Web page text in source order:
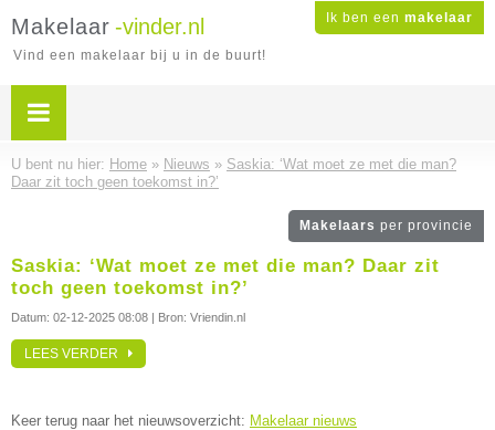
Ik ben een makelaar
Makelaar -vinder.nl
Vind een makelaar bij u in de buurt!
U bent nu hier: Home » Nieuws » Saskia: ‘Wat moet ze met die man?
Daar zit toch geen toekomst in?’
Makelaars per provincie
Saskia: ‘Wat moet ze met die man? Daar zit
toch geen toekomst in?’
Datum: 02-12-2025 08:08 | Bron: Vriendin.nl
LEES VERDER
Keer terug naar het nieuwsoverzicht: Makelaar nieuws